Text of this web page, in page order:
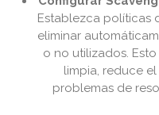
Establezca políticas
eliminar
o no utilizados.
limpia, reduce
problemas de